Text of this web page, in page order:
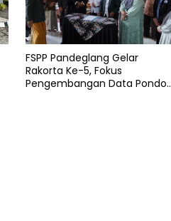
FSPP Pandeglang Gelar
Rakorta Ke-5, Fokus
Pengembangan Data Pondok